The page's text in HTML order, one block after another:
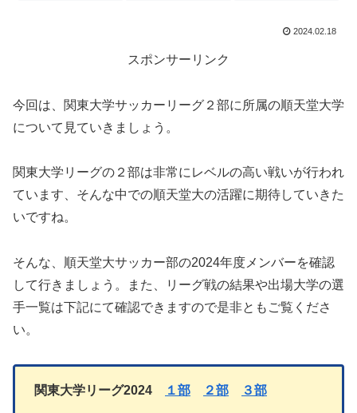
2024.02.18
スポンサーリンク
今回は、関東大学サッカーリーグ２部に所属の順天堂大学
について見ていきましょう。
関東大学リーグの２部は非常にレベルの高い戦いが行われ
ています、そんな中での順天堂大の活躍に期待していきた
いですね。
そんな、順天堂大サッカー部の2024年度メンバーを確認
して行きましょう。また、リーグ戦の結果や出場大学の選
手一覧は下記にて確認できますので是非ともご覧くださ
い。
関東大学リーグ2024 １部 ２部 ３部